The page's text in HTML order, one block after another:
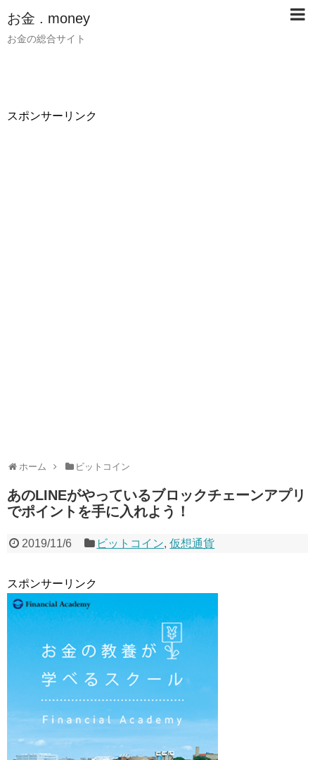
お金 . money
お金の総合サイト
スポンサーリンク
ホーム ビットコイン
あのLINEがやっているブロックチェーンアプリ
でポイントを手に入れよう！
2019/11/6 ビットコイン,仮想通貨
スポンサーリンク